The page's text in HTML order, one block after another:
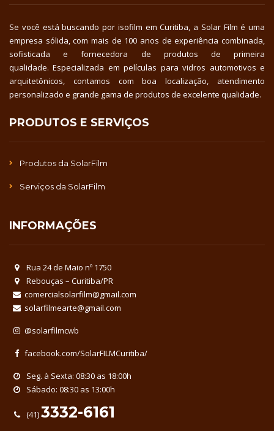
Se você está buscando por isofilm em Curitiba, a Solar Film é uma
empresa sólida, com mais de 100 anos de experiência combinada,
sofisticada e fornecedora de produtos de primeira
qualidade. Especializada em películas para vidros automotivos e
arquitetônicos, contamos com boa localização, atendimento
personalizado e grande gama de produtos de excelente qualidade.
PRODUTOS E SERVIÇOS
Produtos da SolarFilm
Serviços da SolarFilm
INFORMAÇÕES
Rua 24 de Maio nº 1750
Rebouças – Curitiba/PR
comercialsolarfilm@gmail.com
solarfilmearte@gmail.com
@solarfilmcwb
facebook.com/SolarFILMCuritiba/
Seg. à Sexta: 08:30 as 18:00h
Sábado: 08:30 as 13:00h
(41)3332-6161